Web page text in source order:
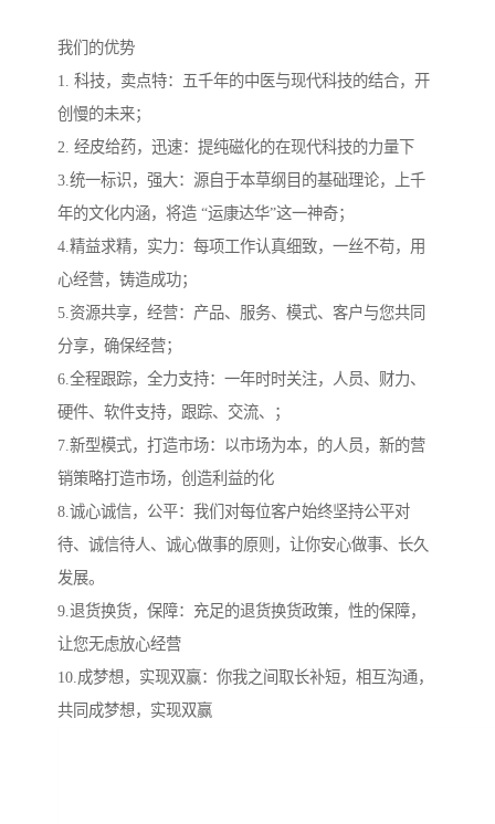
我们的优势
1. 科技，卖点特：五千年的中医与现代科技的结合，开
创慢的未来；
2. 经皮给药，迅速：提纯磁化的在现代科技的力量下
3.统一标识，强大：源自于本草纲目的基础理论，上千
年的文化内涵，将造 “运康达华”这一神奇；
4.精益求精，实力：每项工作认真细致，一丝不苟，用
心经营，铸造成功；
5.资源共享，经营：产品、服务、模式、客户与您共同
分享，确保经营；
6.全程跟踪，全力支持：一年时时关注，人员、财力、
硬件、软件支持，跟踪、交流、；
7.新型模式，打造市场：以市场为本，的人员，新的营
销策略打造市场，创造利益的化
8.诚心诚信，公平：我们对每位客户始终坚持公平对
待、诚信待人、诚心做事的原则，让你安心做事、长久
发展。
9.退货换货，保障：充足的退货换货政策，性的保障，
让您无虑放心经营
10.成梦想，实现双赢：你我之间取长补短，相互沟通，
共同成梦想，实现双赢